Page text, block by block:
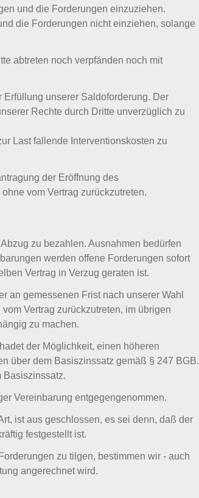
und die Forderungen einzuziehen.
die Forderungen nicht einziehen, solange
abtreten noch verpfänden noch mit
unserer Saldoforderung. Der
Rechte durch Dritte unverzüglich zu
Last fallende Interventionskosten zu
der Eröffnung des
vom Vertrag zurückzutreten.
zu bezahlen. Ausnahmen bedürfen
werden offene Forderungen sofort
Vertrag in Verzug geraten ist.
an gemessenen Frist nach unserer Wahl
Vertrag zurückzutreten, im übrigen
zu machen.
der Möglichkeit, einen höheren
über dem Basiszinssatz gemäß § 247 BGB.
Basiszinssatz.
Vereinbarung entgegengenommen.
ist aus geschlossen, es sei denn, daß der
festgestellt ist.
zu tilgen, bestimmen wir - auch
angerechnet wird.